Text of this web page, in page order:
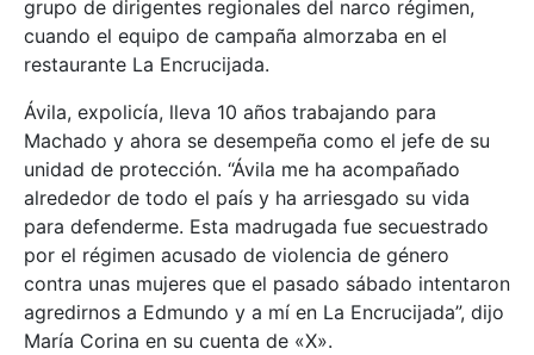
grupo de dirigentes regionales del narco régimen,
cuando el equipo de campaña almorzaba en el
restaurante La Encrucijada.
Ávila, expolicía, lleva 10 años trabajando para
Machado y ahora se desempeña como el jefe de su
unidad de protección. “Ávila me ha acompañado
alrededor de todo el país y ha arriesgado su vida
para defenderme. Esta madrugada fue secuestrado
por el régimen acusado de violencia de género
contra unas mujeres que el pasado sábado intentaron
agredirnos a Edmundo y a mí en La Encrucijada”, dijo
María Corina en su cuenta de «X».